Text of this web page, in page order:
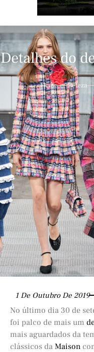
Detalhes do
Home Beleza
1 De Outubro De 2019
No último dia 30 de
foi palco de mais um
mais aguardados da
clássicos da Maison